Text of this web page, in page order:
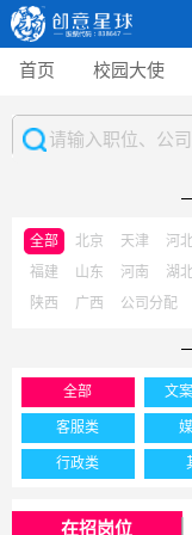
首页 校园大使
全部 北京 天津 河
福建
山东 河南 湖
陕西
广西 公司分配
全部 文
客服类
行政类
在招岗位